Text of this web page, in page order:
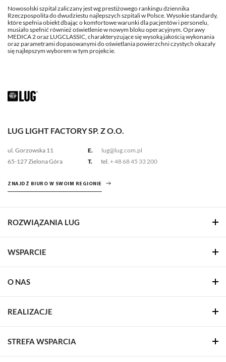
Nowosolski szpital zaliczany jest wg prestiżowego rankingu dziennika
Rzeczpospolita do dwudziestu najlepszych szpitali w Polsce. Wysokie standardy,
które spełnia obiekt dbając o komfortowe warunki dla pacjentów i personelu,
musiało spełnić również oświetlenie w nowym bloku operacyjnym. Oprawy
MEDICA 2 oraz LUGCLASSIC, charakteryzujące się wysoką jakością wykonania
oraz parametrami dopasowanymi do oświetlania powierzchni czystych okazały
się najlepszym wyborem w tym projekcie.
LUG LIGHT FACTORY SP. Z O.O.
ul. Gorzowska 11
65-127 Zielona Góra
E.
lug@lug.com.pl
T.
tel. + 48 68 45 33 200
ZNAJDŹ BIURO W SWOIM REGIONIE
ROZWIĄZANIA LUG
WSPARCIE
O NAS
REALIZACJE
STREFA WSPARCIA